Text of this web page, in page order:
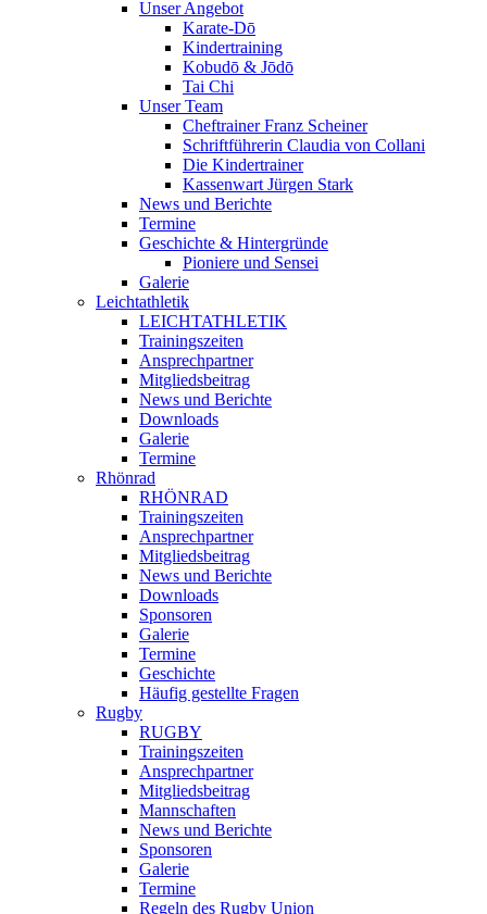
Unser Angebot
Karate-Dō
Kindertraining
Kobudō & Jōdō
Tai Chi
Unser Team
Cheftrainer Franz Scheiner
Schriftführerin Claudia von Collani
Die Kindertrainer
Kassenwart Jürgen Stark
News und Berichte
Termine
Geschichte & Hintergründe
Pioniere und Sensei
Galerie
Leichtathletik
LEICHTATHLETIK
Trainingszeiten
Ansprechpartner
Mitgliedsbeitrag
News und Berichte
Downloads
Galerie
Termine
Rhönrad
RHÖNRAD
Trainingszeiten
Ansprechpartner
Mitgliedsbeitrag
News und Berichte
Downloads
Sponsoren
Galerie
Termine
Geschichte
Häufig gestellte Fragen
Rugby
RUGBY
Trainingszeiten
Ansprechpartner
Mitgliedsbeitrag
Mannschaften
News und Berichte
Sponsoren
Galerie
Termine
Regeln des Rugby Union